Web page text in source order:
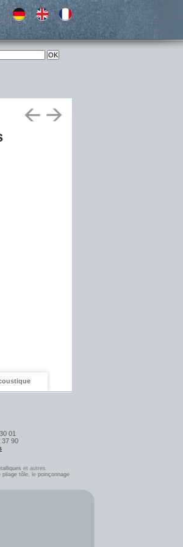
01
37 90
et autres
pliage tôle, l e poinçonnage